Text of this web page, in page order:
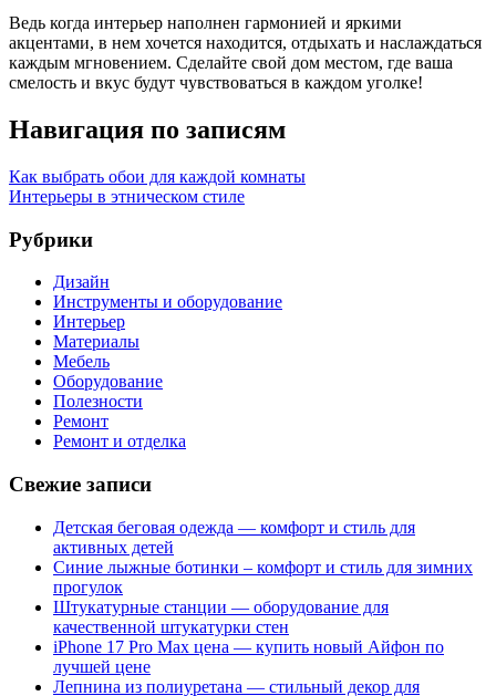
Ведь когда интерьер наполнен гармонией и яркими
акцентами, в нем хочется находится, отдыхать и наслаждаться
каждым мгновением. Сделайте свой дом местом, где ваша
смелость и вкус будут чувствоваться в каждом уголке!
Навигация по записям
Как выбрать обои для каждой комнаты
Интерьеры в этническом стиле
Рубрики
Дизайн
Инструменты и оборудование
Интерьер
Материалы
Мебель
Оборудование
Полезности
Ремонт
Ремонт и отделка
Свежие записи
Детская беговая одежда — комфорт и стиль для
активных детей
Синие лыжные ботинки – комфорт и стиль для зимних
прогулок
Штукатурные станции — оборудование для
качественной штукатурки стен
iPhone 17 Pro Max цена — купить новый Айфон по
лучшей цене
Лепнина из полиуретана — стильный декор для